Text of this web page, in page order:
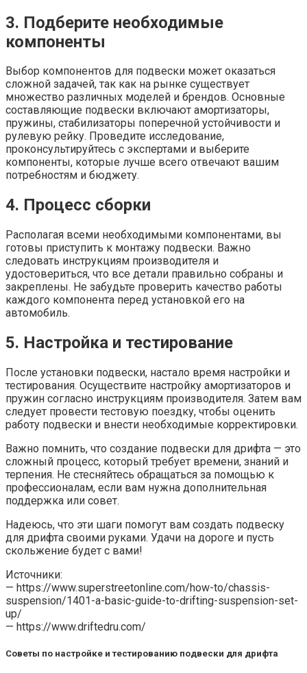
3. Подберите необходимые
компоненты
Выбор компонентов для подвески может оказаться
сложной задачей, так как на рынке существует
множество различных моделей и брендов. Основные
составляющие подвески включают амортизаторы,
пружины, стабилизаторы поперечной устойчивости и
рулевую рейку. Проведите исследование,
проконсультируйтесь с экспертами и выберите
компоненты, которые лучше всего отвечают вашим
потребностям и бюджету.
4. Процесс сборки
Располагая всеми необходимыми компонентами, вы
готовы приступить к монтажу подвески. Важно
следовать инструкциям производителя и
удостовериться, что все детали правильно собраны и
закреплены. Не забудьте проверить качество работы
каждого компонента перед установкой его на
автомобиль.
5. Настройка и тестирование
После установки подвески, настало время настройки и
тестирования. Осуществите настройку амортизаторов и
пружин согласно инструкциям производителя. Затем вам
следует провести тестовую поездку, чтобы оценить
работу подвески и внести необходимые корректировки.
Важно помнить, что создание подвески для дрифта — это
сложный процесс, который требует времени, знаний и
терпения. Не стесняйтесь обращаться за помощью к
профессионалам, если вам нужна дополнительная
поддержка или совет.
Надеюсь, что эти шаги помогут вам создать подвеску
для дрифта своими руками. Удачи на дороге и пусть
скольжение будет с вами!
Источники:
— https://www.superstreetonline.com/how-to/chassis-
suspension/1401-a-basic-guide-to-drifting-suspension-set-
up/
— https://www.driftedru.com/
Советы по настройке и тестированию подвески для дрифта